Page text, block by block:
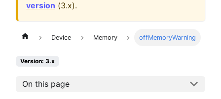
version (3.x).
Device Memory offMemoryWarning
Version: 3.x
On this page